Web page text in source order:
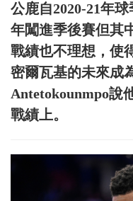
公鹿自2020-21年
年闖進季後賽但其
戰績也不理想，使
密爾瓦基的未來成
Antetokounmpo說
戰績上。